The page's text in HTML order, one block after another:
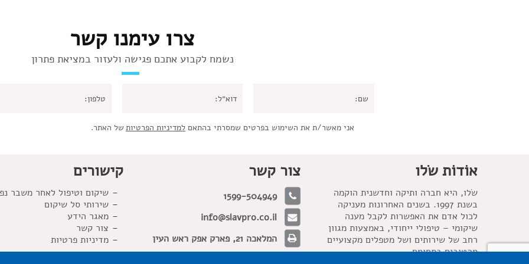
צרו עימנו קשר
נשמח לקבוע אתכם פגישה ולעזור במציאת פתרון
אני מאשר/ת את השימוש בפרטים שמסרתי בהתאם למדיניות הפרטיות של האתר.
אוֹדוֹת שׂלו
שׂלו, היא חברה ותיקה וחדשנית הוקמה
בשנת 1997. בשנים האחרונות מעניקה
לכול אדם את האפשרות לקבל מענה
שיקומי – טיפולי ייחודי, באמצעות מגוון
רחב של שירותים ושל מטפלים מקצועיים
מהטובים בתחומם.
צור קשר
1599-504949
info@slavpro.co.il
המלאכה 21, פארק אפק ראש העין
קישורים
שיקום וטיפול לאחר משבר
שירותי סל שיקום
מאגר הידע
צור קשר
מדיניות פרטיות